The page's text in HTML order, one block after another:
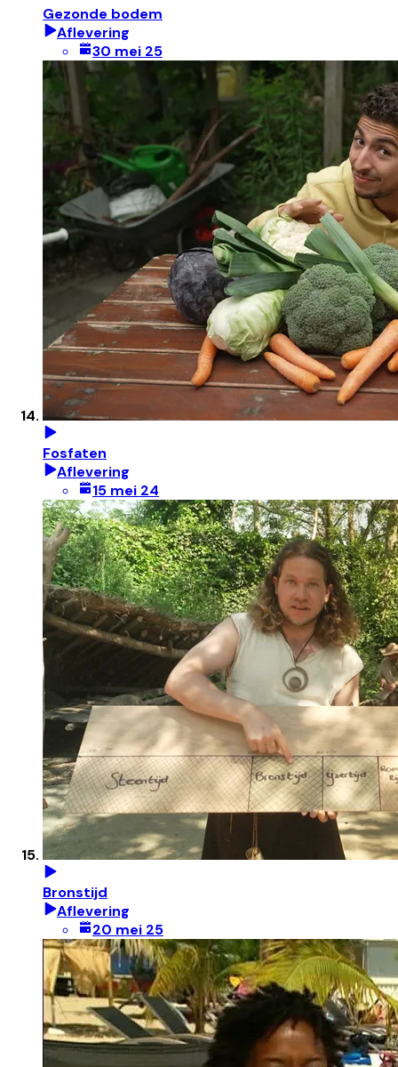
Gezonde bodem
Aflevering
30 mei 25
Fosfaten
Aflevering
15 mei 24
Bronstijd
Aflevering
20 mei 25